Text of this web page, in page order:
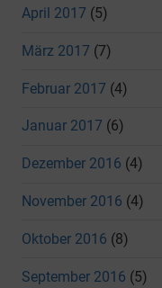
April 2017 (5)
März 2017 (7)
Februar 2017 (4)
Januar 2017 (6)
Dezember 2016 (4)
November 2016 (4)
Oktober 2016 (8)
September 2016 (5)